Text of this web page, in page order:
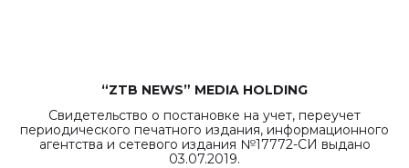
“ZTB NEWS” MEDIA HOLDING
Свидетельство о постановке на учет, переучет
периодического печатного издания, информационного
агентства и сетевого издания №17772-СИ выдано
03.07.2019.